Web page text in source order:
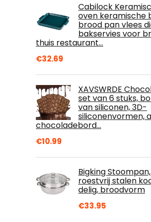
Cabilock
oven keramische
brood pan vlees
bakservies voor
thuis restaurant…
€32.69
XAVSWRDE
set van 6 stuks,
van siliconen, 3D-
siliconenvormen,
chocoladebord…
€10.99
Bigking
roestvrij stalen
delig, broodvorm
€33.95